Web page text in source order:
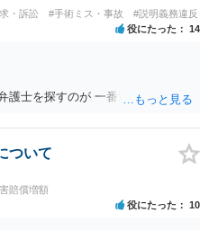
はほとんどいないと思います。 会
も通常は会社内で情報共有が図ら
示してもらい、訴訟するかどうか
じます。訴訟提起を選択される場
の記録を廃棄すること等を防ぐた
を行う可能性があるため、慎重な
・訴訟 #手術ミス・事故 #説明義務違反
役にたった 14
護士を探すのが 一番近道だね。
ついて
賠償増額
役にたった 10